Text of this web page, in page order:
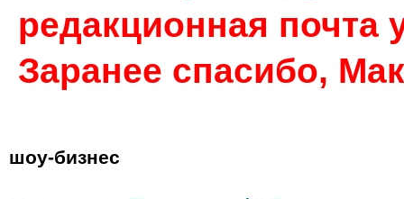
редакционная почта
Заранее спасибо,
шоу-бизнес